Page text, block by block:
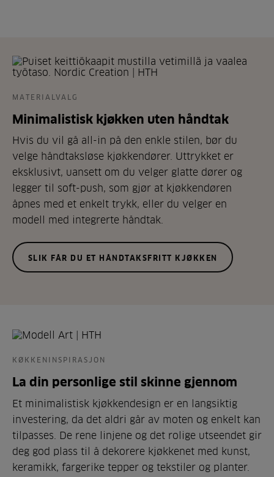
MATERIALVALG
Minimalistisk kjøkken uten håndtak
Hvis du vil gå all-in på den enkle stilen, bør du
velge håndtaksløse kjøkkendører. Uttrykket er
eksklusivt, uansett om du velger glatte dører og
legger til soft-push, som gjør at kjøkkendøren
åpnes med et enkelt trykk, eller du velger en
modell med integrerte håndtak.
SLIK FÅR DU ET HÅNDTAKSFRITT KJØKKEN
KØKKENINSPIRASJON
La din personlige stil skinne gjennom
Et minimalistisk kjøkkendesign er en langsiktig
investering, da det aldri går av moten og enkelt kan
tilpasses. De rene linjene og det rolige utseendet gir
deg god plass til å dekorere kjøkkenet med kunst,
keramikk, fargerike tepper og tekstiler og planter.